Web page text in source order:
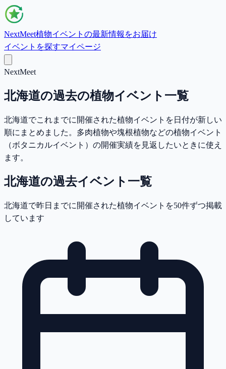
NextMeet植物イベントの最新情報をお届け
イベントを探すマイページ
NextMeet
北海道の過去の植物イベント一覧
北海道でこれまでに開催された植物イベントを日付が新しい
順にまとめました。多肉植物や塊根植物などの植物イベント
（ボタニカルイベント）の開催実績を見返したいときに使え
ます。
北海道の過去イベント一覧
北海道で昨日までに開催された植物イベントを50件ずつ掲載
しています